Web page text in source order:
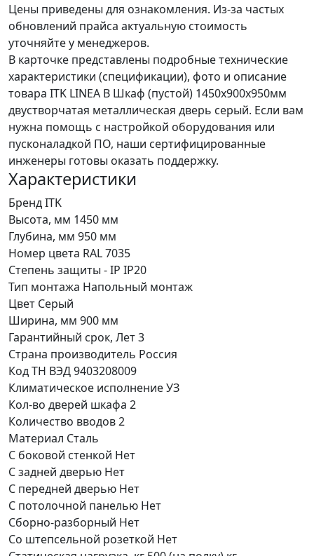
Цены приведены для ознакомления. Из‑за частых
обновлений прайса актуальную стоимость
уточняйте у менеджеров.
В карточке представлены подробные технические
характеристики (спецификации), фото и описание
товара ITK LINEA B Шкаф (пустой) 1450х900х950мм
двустворчатая металлическая дверь серый. Если вам
нужна помощь с настройкой оборудования или
пусконаладкой ПО, наши сертифицированные
инженеры готовы оказать поддержку.
Характеристики
БрендITK
Высота, мм 1450 мм
Глубина, мм 950 мм
Номер цвета RAL7035
Степень защиты - IP IP20
Тип монтажа Напольный монтаж
Цвет Серый
Ширина, мм 900 мм
Гарантийный срок, Лет3
Страна производитель Россия
Код ТН ВЭД9403208009
Климатическое исполнениеУЗ
Кол-во дверей шкафа 2
Количество вводов2
Материал Сталь
С боковой стенкой Нет
С задней дверью Нет
С передней дверью Нет
С потолочной панелью Нет
Сборно-разборный Нет
Со штепсельной розеткой Нет